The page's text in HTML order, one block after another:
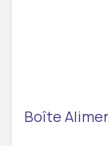
Boîte